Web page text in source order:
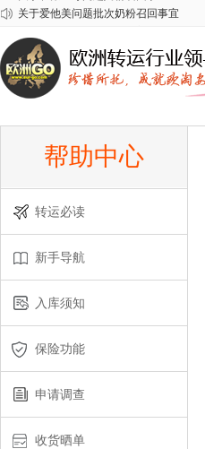
关于爱他美问题批次奶粉召回事宜
关于雀巢至尊问题奶粉召回事宜
帮助中心
转运必读
新手导航
入库须知
保险功能
申请调查
收货晒单